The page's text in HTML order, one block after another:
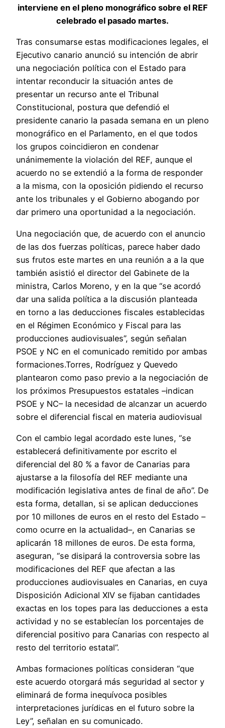
interviene en el pleno monográfico sobre el REF
celebrado el pasado martes.
Tras consumarse estas modificaciones legales, el
Ejecutivo canario anunció su intención de abrir
una negociación política con el Estado para
intentar reconducir la situación antes de
presentar un recurso ante el Tribunal
Constitucional, postura que defendió el
presidente canario la pasada semana en un pleno
monográfico en el Parlamento, en el que todos
los grupos coincidieron en condenar
unánimemente la violación del REF, aunque el
acuerdo no se extendió a la forma de responder
a la misma, con la oposición pidiendo el recurso
ante los tribunales y el Gobierno abogando por
dar primero una oportunidad a la negociación.
Una negociación que, de acuerdo con el anuncio
de las dos fuerzas políticas, parece haber dado
sus frutos este martes en una reunión a a la que
también asistió el director del Gabinete de la
ministra, Carlos Moreno, y en la que “se acordó
dar una salida política a la discusión planteada
en torno a las deducciones fiscales establecidas
en el Régimen Económico y Fiscal para las
producciones audiovisuales”, según señalan
PSOE y NC en el comunicado remitido por ambas
formaciones.Torres, Rodríguez y Quevedo
plantearon como paso previo a la negociación de
los próximos Presupuestos estatales –indican
PSOE y NC– la necesidad de alcanzar un acuerdo
sobre el diferencial fiscal en materia audiovisual
Con el cambio legal acordado este lunes, “se
establecerá definitivamente por escrito el
diferencial del 80 % a favor de Canarias para
ajustarse a la filosofía del REF mediante una
modificación legislativa antes de final de año”. De
esta forma, detallan, si se aplican deducciones
por 10 millones de euros en el resto del Estado –
como ocurre en la actualidad–, en Canarias se
aplicarán 18 millones de euros. De esta forma,
aseguran, “se disipará la controversia sobre las
modificaciones del REF que afectan a las
producciones audiovisuales en Canarias, en cuya
Disposición Adicional XIV se fijaban cantidades
exactas en los topes para las deducciones a esta
actividad y no se establecían los porcentajes de
diferencial positivo para Canarias con respecto al
resto del territorio estatal”.
Ambas formaciones políticas consideran “que
este acuerdo otorgará más seguridad al sector y
eliminará de forma inequívoca posibles
interpretaciones jurídicas en el futuro sobre la
Ley”, señalan en su comunicado.